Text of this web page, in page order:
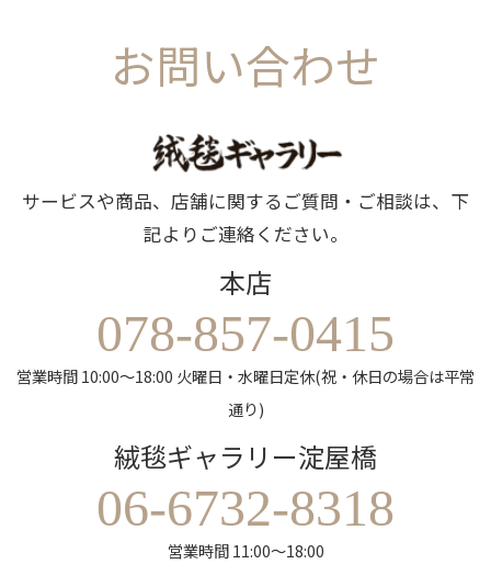
お問い合わせ
サービスや商品、店舗に関するご質問・ご相談は、下
記よりご連絡ください。
本店
078-857-0415
営業時間 10:00～18:00 火曜日・水曜日定休(祝・休日の場合は平常
通り)
絨毯ギャラリー淀屋橋
06-6732-8318
営業時間 11:00～18:00